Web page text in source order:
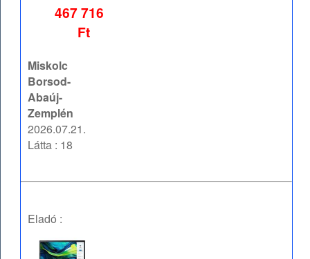
467 716
Ft
Miskolc
Borsod-
Abaúj-
Zemplén
2026.07.21.
Látta : 18
Eladó :